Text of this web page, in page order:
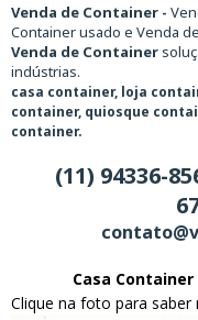
Venda de Container -
Container usado e Venda
Venda de Container
indústrias.
casa container, loja
container, quiosque
container.
(11) 94336-
Casa Container
Clique na foto para saber